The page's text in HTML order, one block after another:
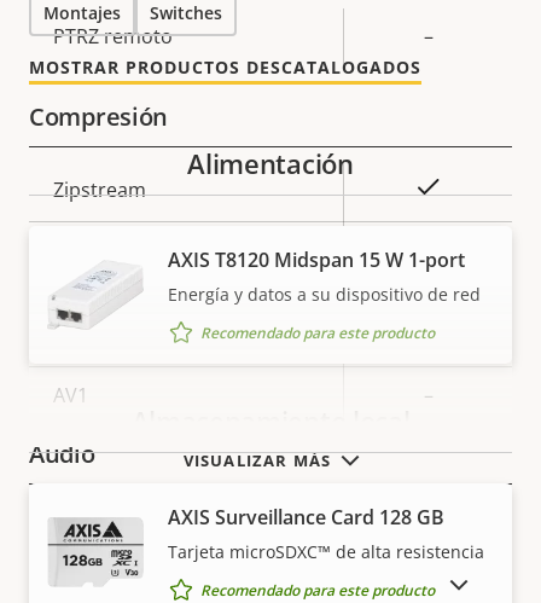
Descripción
de
Valor de
la
PTRZ remoto –
Compresión
Descripción
de
la
propiedad
Zipstream
H.264
Baseline,
High, Main
H.265 –
AV1 –
Audio
Descripción
de
propiedad
Valor de
la
propiedad
Compatibilidad de audio –
Micrófono integrado –
Montajes Switches
MOSTRAR PRODUCTOS DESCATALOGADOS
VISUALIZAR MÁS
Alimentación
AXIS T8120 Midspan 15 W 1-port
Energía y datos a su dispositivo de red
Recomendado para este producto
AXIS Surveillance Card 128 GB
Tarjeta microSDXC™ de alta resistencia
Recomendado para este producto
MOSTRAR PRODUCTOS DESCATALOGADOS